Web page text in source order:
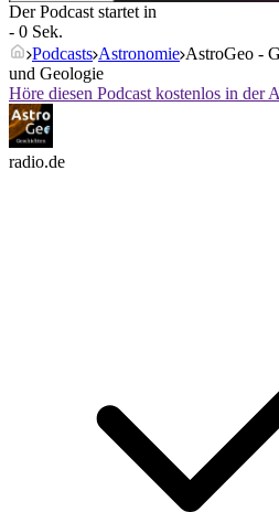
Der Podcast startet in
- 0 Sek.
Podcasts Astronomie AstroGeo -
und Geologie
Höre diesen Podcast kostenlos in der
radio.de